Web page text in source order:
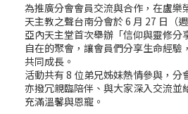
一分鐘祈禱
2025/01/09 (四) 平
為推廣分會會員交流與合作，在盧樂
天主教之聲台南分會於 6 月 27 日（
亞內天主堂首次舉辦「信仰與靈修分
自在的聚會，讓會員們分享生命經驗
共同成長。
活動共有 8 位弟兄姊妹熱情參與，分
亦撥冗親臨陪伴、與大家深入交流並
充滿溫馨與恩寵。